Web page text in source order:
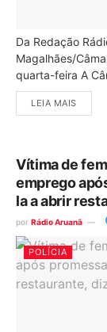
Da Redação
Magalhães/
quarta-feira A
LEIA MAIS
Vítima de
emprego
la a abrir
por Rádio Aruanã
POLÍCIA